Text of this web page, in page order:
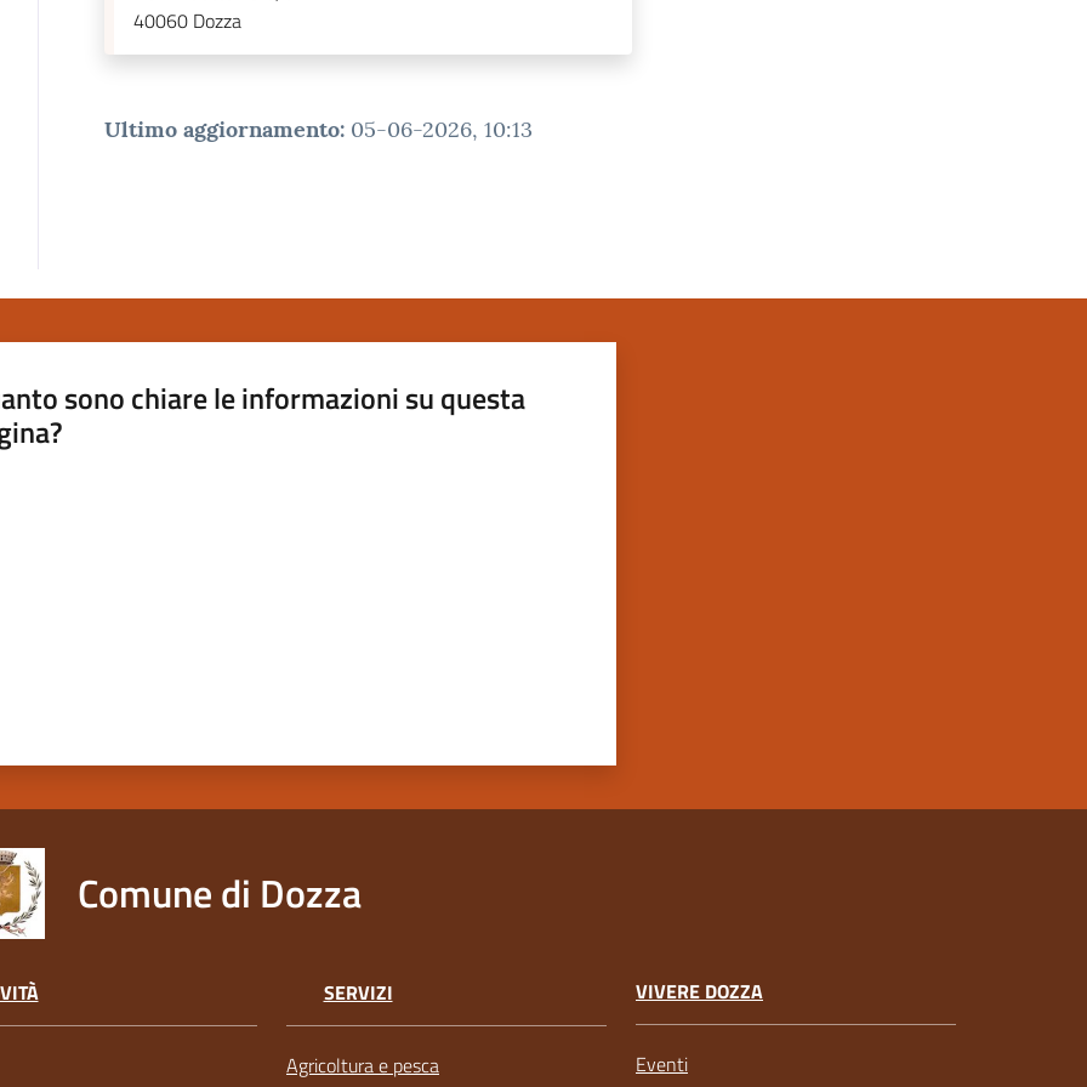
40060 Dozza
Ultimo aggiornamento: 05-06-2026, 10:13
sono chiare le informazioni su questa
Comune di Dozza
SERVIZI
Agricoltura e pesca
VIVERE DOZZA
Eventi